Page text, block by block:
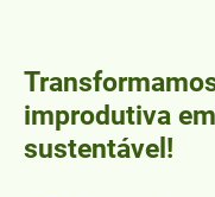
improdutiva
sustentável!